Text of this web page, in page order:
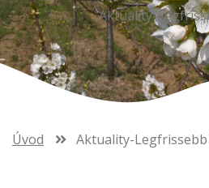
Aktuality-
Úvod Aktuality-